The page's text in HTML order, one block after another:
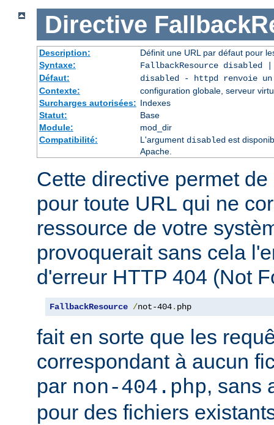
Directive
Description:
Définit une URL par défaut pour
Syntaxe:
FallbackResource disabled
Défaut:
disabled - httpd renvoie un
Contexte:
configuration globale, serveur
Surcharges autorisées: Indexes
Statut:
Base
Module:
mod_dir
Compatibilité:
L'argument disabledest
Apache.
Cette directive permet
pour toute URL qui ne
ressource de votre
provoquerait sans cela
d'erreur HTTP 404 (Not
FallbackResource /not-404. php
fait en sorte que les
correspondant à aucun
par non-404.php, sans
pour des fichiers